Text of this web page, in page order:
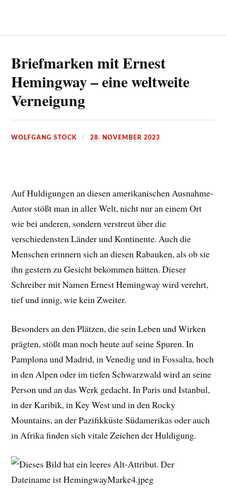
Briefmarken mit Ernest
Hemingway – eine weltweite
Verneigung
WOLFGANG STOCK 28. NOVEMBER 2023
Auf Huldigungen an diesen amerikanischen Ausnahme-
Autor stößt man in aller Welt, nicht nur an einem Ort
wie bei anderen, sondern verstreut über die
verschiedensten Länder und Kontinente. Auch die
Menschen erinnern sich an diesen Rabauken, als ob sie
ihn gestern zu Gesicht bekommen hätten. Dieser
Schreiber mit Namen Ernest Hemingway wird verehrt,
tief und innig, wie kein Zweiter.
Besonders an den Plätzen, die sein Leben und Wirken
prägten, stößt man noch heute auf seine Spuren. In
Pamplona und Madrid, in Venedig und in Fossalta, hoch
in den Alpen oder im tiefen Schwarzwald wird an seine
Person und an das Werk gedacht. In Paris und Istanbul,
in der Karibik, in Key West und in den Rocky
Mountains, an der Pazifikküste Südamerikas oder auch
in Afrika finden sich vitale Zeichen der Huldigung.